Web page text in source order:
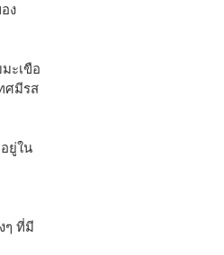
ง
ะเขือ
ศมีรส
ยู่ใน
ๆ ที่มี